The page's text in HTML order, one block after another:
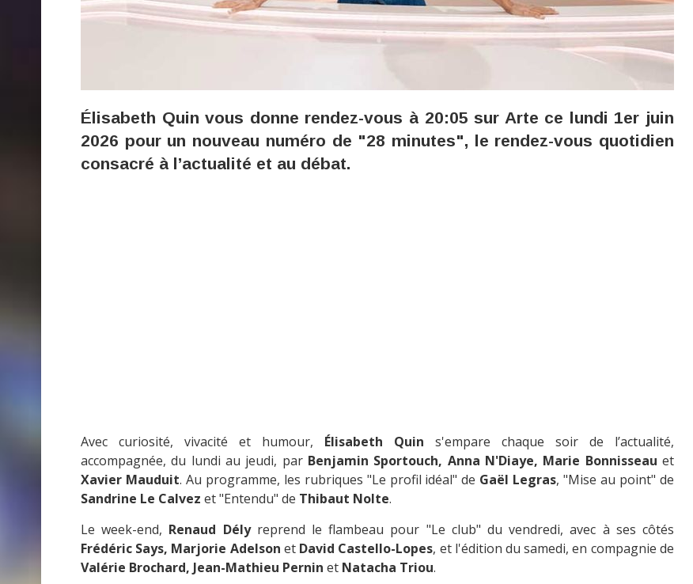
Élisabeth Quin vous donne rendez-vous à 20:05 sur Arte ce lundi 1er juin
2026 pour un nouveau numéro de "28 minutes", le rendez-vous quotidien
consacré à l’actualité et au débat.
Avec curiosité, vivacité et humour, Élisabeth Quin s'empare chaque soir de l’actualité,
accompagnée, du lundi au jeudi, parBenjamin Sportouch, Anna N'Diaye, Marie Bonnisseau et
Xavier Mauduit. Au programme, les rubriques "Le profil idéal" de Gaël Legras, "Mise au point" de
Sandrine Le Calvez et "Entendu" de Thibaut Nolte.
Le week-end, Renaud Délyreprend le flambeau pour "Le club" du vendredi, avec à ses côtés
Frédéric Says, Marjorie Adelson et David Castello-Lopes, et l'édition du samedi, en compagnie de
Valérie Brochard, Jean-Mathieu Pernin et Natacha Triou.